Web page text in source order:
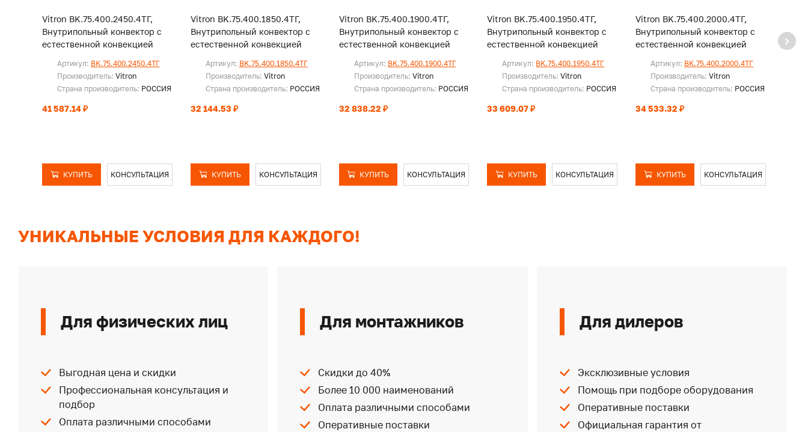
Vitron BK.75.400.2450.4ТГ,
Внутрипольный конвектор с
естественной конвекцией
Артикул: BK.75.400.2450.4ТГ
Производитель: Vitron
Страна производитель: РОССИЯ
41 587.14 ₽
КУПИТЬ КОНСУЛЬТАЦИЯ
Vitron BK.75.400.1850.4ТГ,
Внутрипольный конвектор с
естественной конвекцией
Артикул: BK.75.400.1850.4ТГ
Производитель: Vitron
Страна производитель: РОССИЯ
32 144.53 ₽
КУПИТЬ КОНСУЛЬТАЦИЯ
Vitron BK.75.400.1900.4ТГ,
Внутрипольный конвектор с
естественной конвекцией
Артикул: BK.75.400.1900.4ТГ
Производитель: Vitron
Страна производитель: РОССИЯ
32 838.22 ₽
КУПИТЬ КОНСУЛЬТАЦИЯ
Vitron BK.75.400.1950.4ТГ,
Внутрипольный конвектор с
естественной конвекцией
Артикул: BK.75.400.1950.4ТГ
Производитель:Vitron
Страна производитель: РОССИЯ
33 609.07 ₽
КУПИТЬ КОНСУЛЬТАЦИЯ
Vitron BK.75.400.2000.4ТГ,
Внутрипольный конвектор с
естественной конвекцией
Артикул: BK.75.400.2000.4ТГ
Производитель:Vitron
Страна производитель: РОССИЯ
34 533.32 ₽
КУПИТЬ КОНСУЛЬТАЦИЯ
УНИКАЛЬНЫЕ УСЛОВИЯ ДЛЯ КАЖДОГО!
Для физических лиц
Выгодная цена и скидки
Профессиональная консультация и
подбор
Оплата различными способами
Для монтажников
Скидки до 40%
Более 10 000 наименований
Оплата различными способами
Оперативные поставки
Для дилеров
Эксклюзивные условия
Помощь при подборе оборудования
Оперативные поставки
Официальная гарантия от